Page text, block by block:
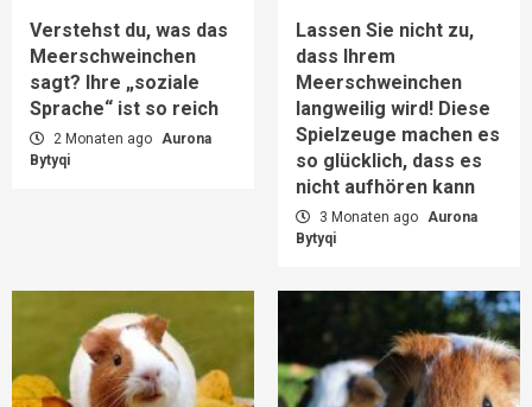
Verstehst du, was das
Meerschweinchen
sagt? Ihre „soziale
Sprache“ ist so reich
2 Monaten ago Aurona
Bytyqi
Lassen Sie nicht zu,
dass Ihrem
Meerschweinchen
langweilig wird! Diese
Spielzeuge machen es
so glücklich, dass es
nicht aufhören kann
3 Monaten ago Aurona
Bytyqi